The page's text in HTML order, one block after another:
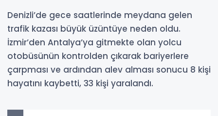
Denizli’de gece saatlerinde meydana gelen
trafik kazası büyük üzüntüye neden oldu.
İzmir’den Antalya’ya gitmekte olan yolcu
otobüsünün kontrolden çıkarak bariyerlere
çarpması ve ardından alev alması sonucu 8 kişi
hayatını kaybetti, 33 kişi yaralandı.